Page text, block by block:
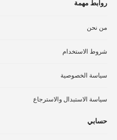
روابط مهمة
من نحن
شروط الاستخدام
سياسة الخصوصية
سياسة الاستبدال والاسترجاع
حسابي